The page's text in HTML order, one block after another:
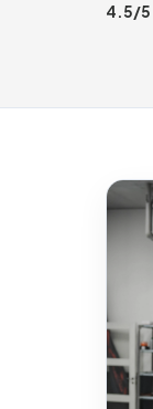
4.5/5